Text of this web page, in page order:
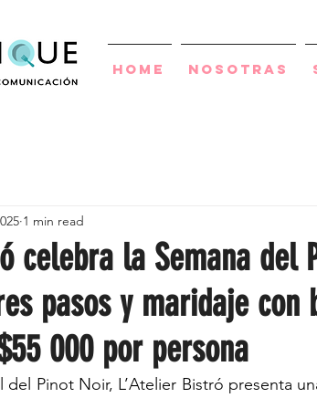
Home Nosotras
celebra la Semana del
pasos y maridaje con
000 por persona
1 min read
Pinot Noir, L’Atelier Bistró presenta